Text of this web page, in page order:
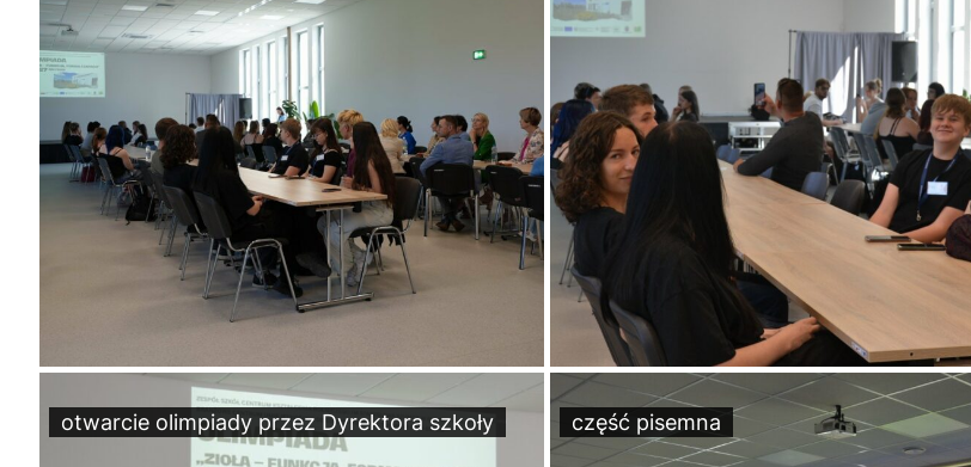
otwarcie olimpiady przez Dyrektora szkoły część pisemna